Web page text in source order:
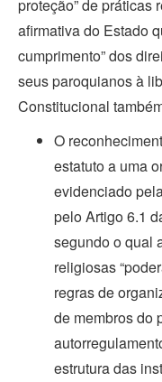
proteção” de práticas
afirmativa do Estado
cumprimento” dos
seus paroquianos à
Constitucional
O
estatuto a uma
evidenciado
pelo Artigo 6.1
segundo o qual
religiosas
regras de
de membros do
estrutura das